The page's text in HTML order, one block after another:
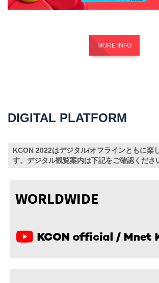
MORE INFO
DIGITAL PLATFORM
KCON 2022はデジタル/オフラインともに楽
す。デジタル観覧案内は下記をご確認くださ
WORLDWIDE